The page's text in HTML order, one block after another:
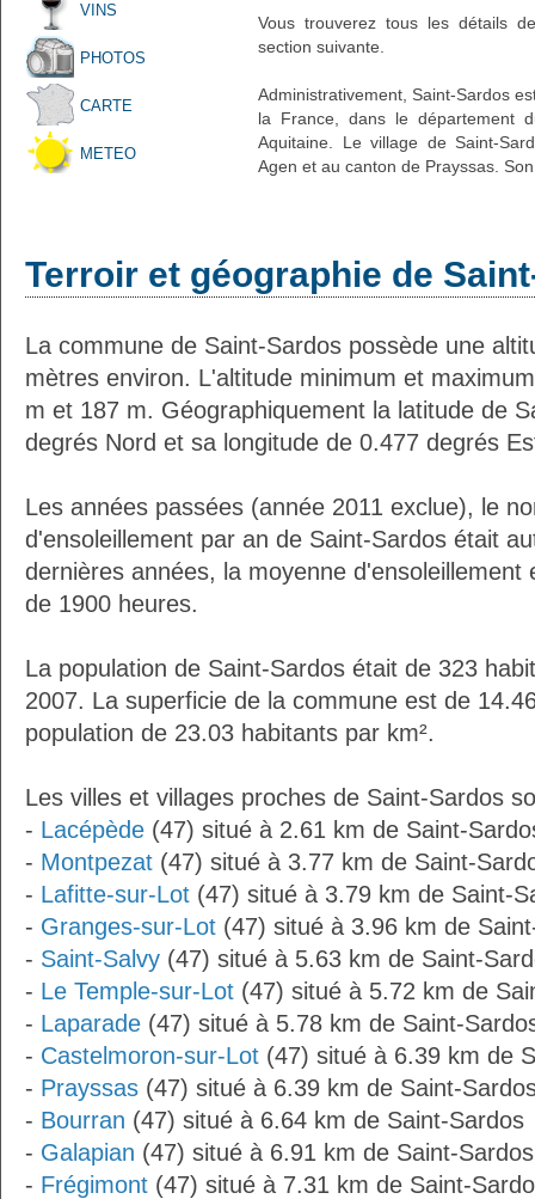
VINS
PHOTOS
CARTE
METEO
Vous trouverez tous les détails
section suivante.
Administrativement, Saint-Sardos
la France, dans le département
Aquitaine. Le village de Saint-
Agen et au canton de Prayssas.
Terroir et géographie de
La commune de Saint-Sardos possède une
mètres environ. L'altitude minimum et
m et 187 m. Géographiquement la latitude de
degrés Nord et sa longitude de 0.477 degrés
Les années passées (année 2011 exclue), le
d'ensoleillement par an de Saint-Sardos était
dernières années, la moyenne d'ensoleillement
de 1900 heures.
La population de Saint-Sardos était de 323
2007. La superficie de la commune est de
population de 23.03 habitants par km².
Les villes et villages proches de Saint-Sardos
- Lacépède (47) situé à 2.61 km de Saint-
- Montpezat (47) situé à 3.77 km de Saint-
- Lafitte-sur-Lot (47) situé à 3.79 km de Saint-
- Granges-sur-Lot (47) situé à 3.96 km de
- Saint-Salvy (47) situé à 5.63 km de Saint-
- Le Temple-sur-Lot (47) situé à 5.72 km de
- Laparade (47) situé à 5.78 km de Saint-
- Castelmoron-sur-Lot (47) situé à 6.39 km de
- Prayssas (47) situé à 6.39 km de Saint-
- Bourran (47) situé à 6.64 km de Saint-Sardos
- Galapian (47) situé à 6.91 km de Saint-Sardos
- Frégimont (47) situé à 7.31 km de Saint-